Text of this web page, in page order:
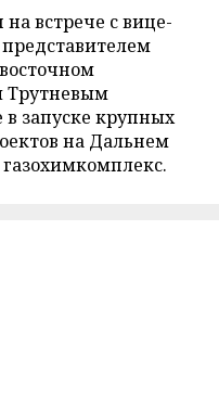
встрече с вице-
Трутневым
в запуске крупных
на Дальнем